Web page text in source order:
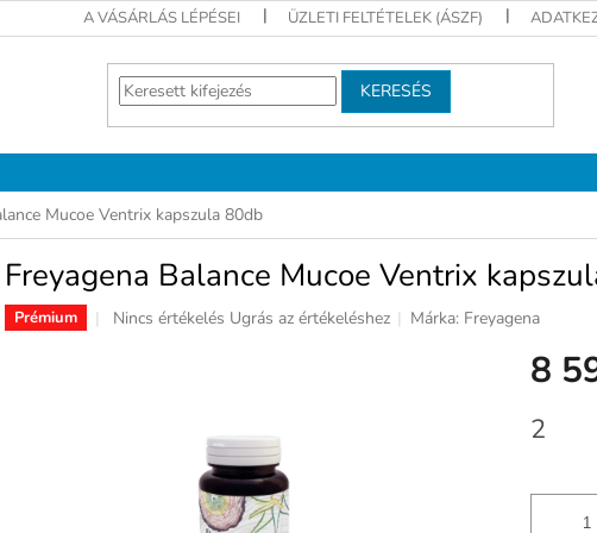
A VÁSÁRLÁS LÉPÉSEI ÜZLETI FELTÉTELEK (ÁSZF)
KERESÉS
Mucoe Ventrix kapszula 80db
Freyagena Balance Mucoe Ventrix
Prémium
A
Nincs értékelés Ugrás az értékeléshez Márka: Freyagena
8
2